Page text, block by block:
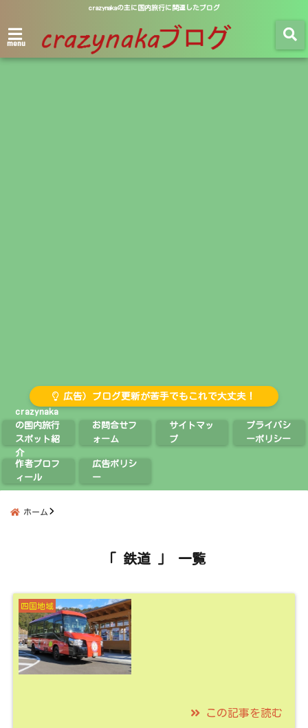
crazynakaの主に国内旅行に関連したブログ
menu
広告）ブログ更新が苦手でもこれで大丈夫！
crazynaka
の国内旅行
スポット紹
介
お問合せフ
ォーム
サイトマッ
プ
プライバシ
ーポリシー
作者プロフ
ィール
広告ポリシ
ー
ホーム
「 鉄道 」 一覧
四国地域
この記事を読む